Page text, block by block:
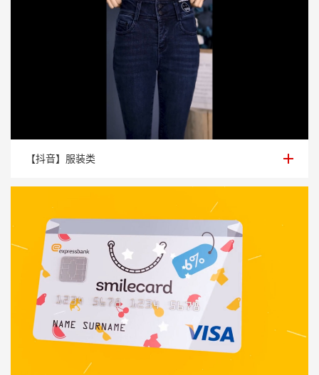
【抖音】服装类
【抖音】服装类